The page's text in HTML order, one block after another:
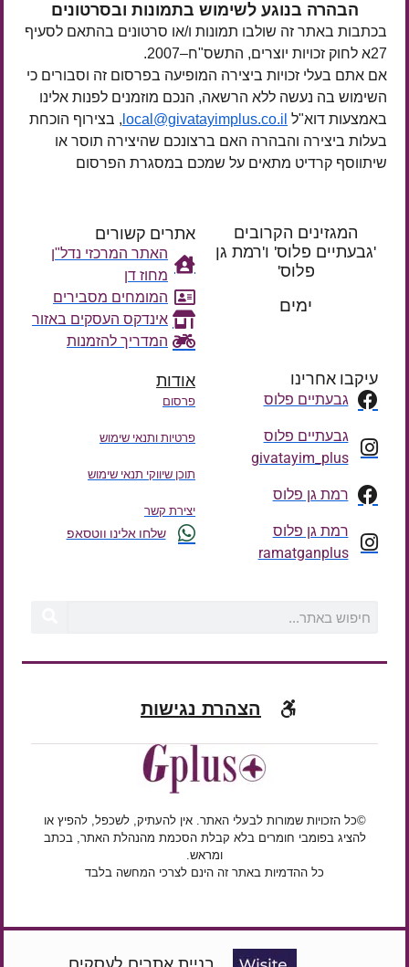
הבהרה בנוגע לשימוש בתמונות ובסרטונים
בכתבות באתר זה שולבו תמונות ו/או סרטונים בהתאם לסעיף
27א לחוק זכויות יוצרים, התשס"ח–2007.
אם אתם בעלי זכויות ביצירה המופיעה בפרסום זה וסבורים כי
השימוש בה נעשה ללא הרשאה, הנכם מוזמנים לפנות אלינו
באמצעות דוא"ל local@givatayimplus.co.il , בצירוף הוכחת
בעלות ביצירה והבהרה האם ברצונכם שהיצירה תוסר או
שיתווסף קרדיט מתאים על שמכם במסגרת הפרסום
המגזינים הקרובים
'גבעתיים פלוס' ו'רמת גן
פלוס'
ימים
אתרים קשורים
האתר המרכזי נדל"ן
מחוז דן
המומחים מסבירים
אינדקס העסקים באזור
המדריך להזמנות
עיקבו אחרינו
גבעתיים פלוס
גבעתיים פלוס
givatayim_plus
רמת גן פלוס
רמת גן פלוס
ramatganplus
אודות
פרסום
פרטיות ותנאי שימוש
תוכן שיווקי תנאי שימוש
יצירת קשר
שלחו אלינו ווטסאפ
הצהרת נגישות
©כל הזכויות שמורות לבעלי האתר. אין להעתיק, לשכפל, להפיץ או
להציג בפומבי חומרים בלא קבלת הסכמת מהנהלת האתר, בכתב
ומראש.
כל ההדמיות באתר זה הינם לצרכי המחשה בלבד